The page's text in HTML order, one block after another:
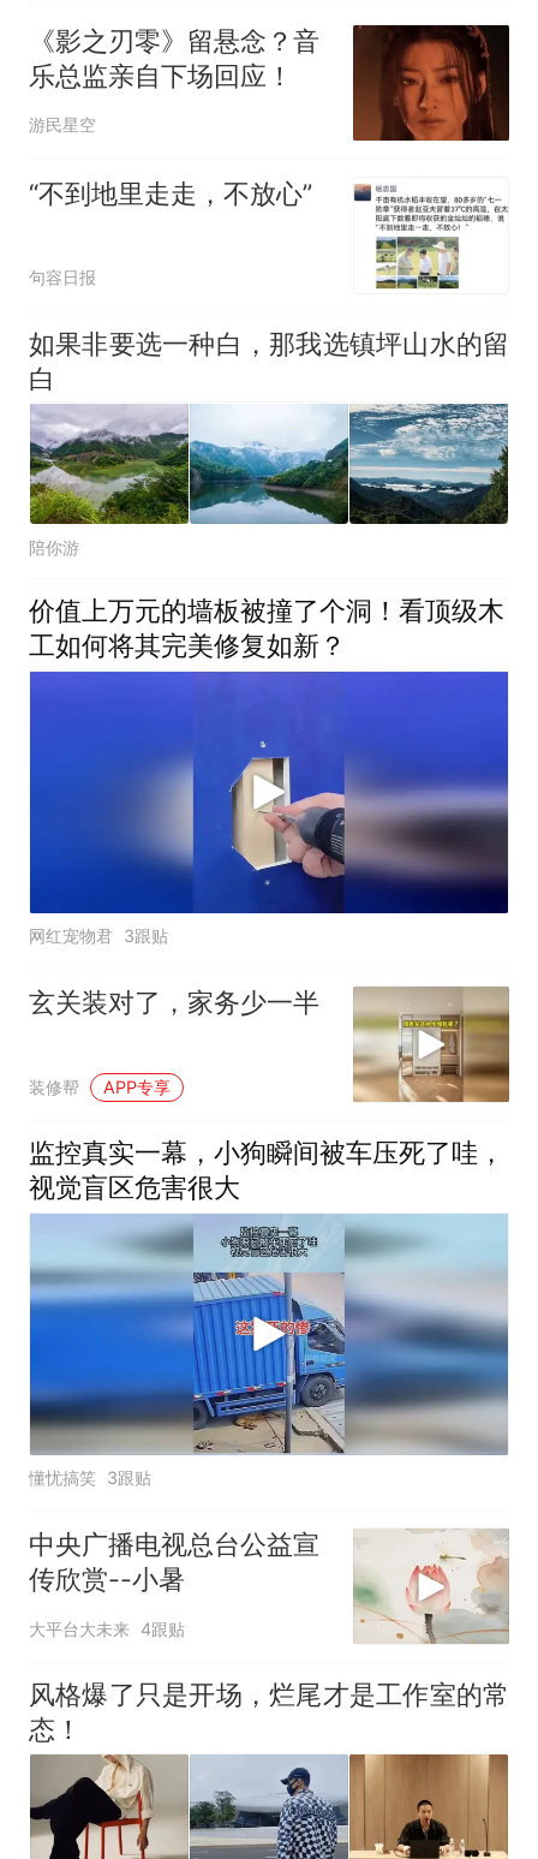
《影之刃零》留悬念？音
乐总监亲自下场回应！
游民星空
“不到地里走走，不放心”
句容日报
如果非要选一种白，那我选镇坪山水的留
白
陪你游
价值上万元的墙板被撞了个洞！看顶级木
工如何将其完美修复如新？
网红宠物君 3跟贴
玄关装对了，家务少一半
装修帮 APP专享
监控真实一幕，小狗瞬间被车压死了哇，
视觉盲区危害很大
懂忧搞笑 3跟贴
中央广播电视总台公益宣
传欣赏--小暑
大平台大未来 4跟贴
风格爆了只是开场，烂尾才是工作室的常
态！